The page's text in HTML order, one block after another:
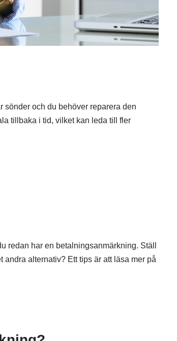
sönder och du behöver reparera den
tillbaka i tid, vilket kan leda till fler
redan har en betalningsanmärkning. Ställ
alternativ? Ett tips är att läsa mer på